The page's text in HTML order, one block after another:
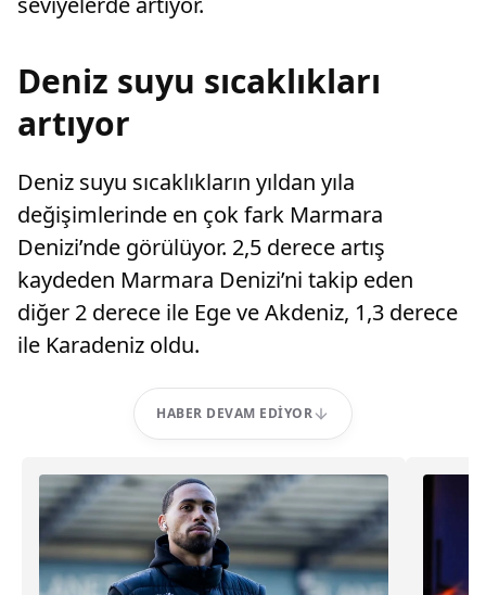
Deniz suyu sıcaklıkları
artıyor
Deniz suyu sıcaklıkların yıldan yıla
değişimlerinde en çok fark Marmara
Denizi’nde görülüyor. 2,5 derece artış
kaydeden Marmara Denizi’ni takip eden
diğer 2 derece ile Ege ve Akdeniz, 1,3 derece
ile Karadeniz oldu.
HABER DEVAM EDIYOR